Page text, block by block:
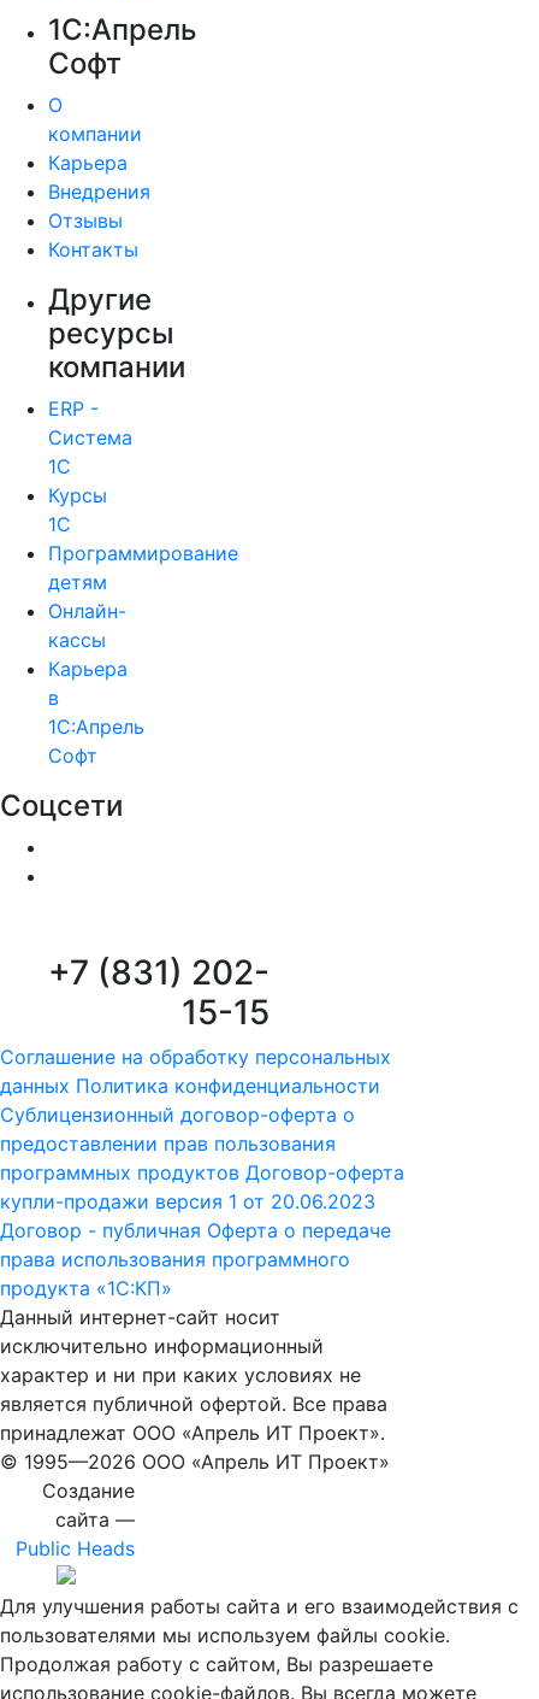
1С:Апрель
Софт
О
компании
Карьера
Внедрения
Отзывы
Контакты
Другие
ресурсы
компании
ERP -
Система
1С
Курсы
1С
Программирование
детям
Онлайн-
кассы
Карьера
в
1С:Апрель
Софт
Соцсети
+7 (831) 202-
15-15
Соглашение на обработку персональных
данных Политика конфиденциальности
Сублицензионный договор-оферта о
предоставлении прав пользования
программных продуктов Договор-оферта
купли-продажи версия 1 от 20.06.2023
Договор - публичная Оферта о передаче
права использования программного
продукта «1С:КП»
Данный интернет-сайт носит
исключительно информационный
характер и ни при каких условиях не
является публичной офертой. Все права
принадлежат ООО «Апрель ИТ Проект».
© 1995—2026 ООО «Апрель ИТ Проект»
Создание
сайта —
Public Heads
Для улучшения работы сайта и его взаимодействия с
пользователями мы используем файлы cookie.
Продолжая работу с сайтом, Вы разрешаете
использование cookie-файлов. Вы всегда можете